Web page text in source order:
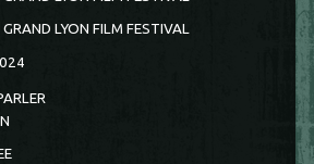
LYON FILM FESTIVAL